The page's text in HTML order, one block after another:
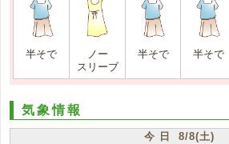
半そで
ノー
スリーブ
半そで 半そで
気象情報
今 日 8/8(土)